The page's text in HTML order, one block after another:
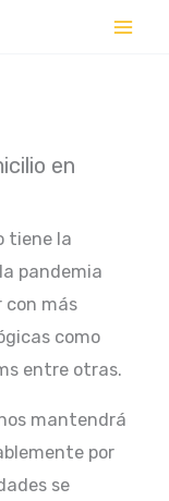
en
tiene la
pandemia
con más
como
entre otras.
mantendrá
por
se